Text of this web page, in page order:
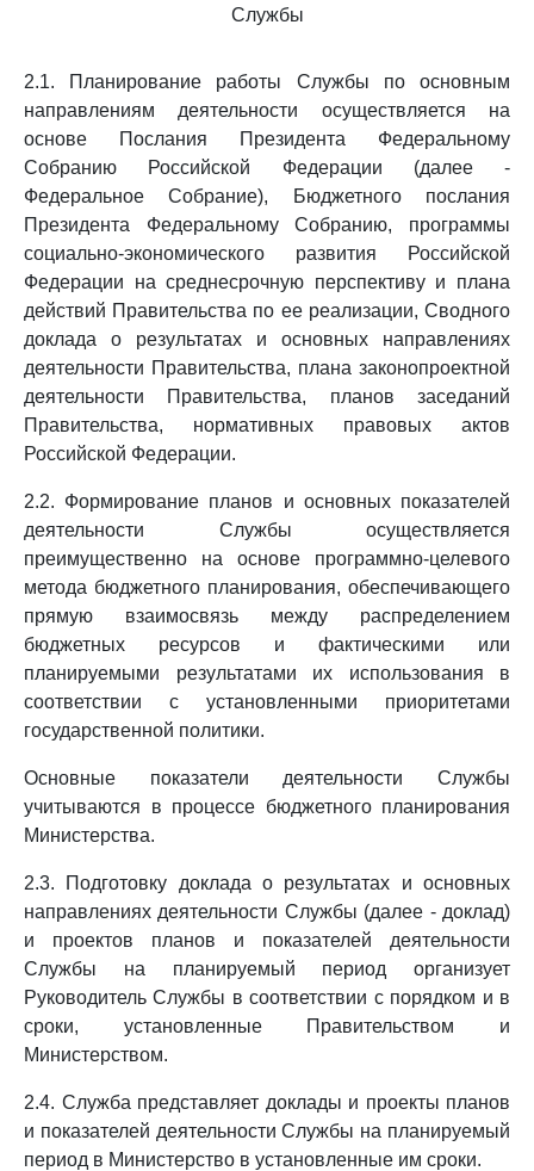
Службы
2.1. Планирование работы Службы по основным
направлениям деятельности осуществляется на
основе Послания Президента Федеральному
Собранию Российской Федерации (далее -
Федеральное Собрание), Бюджетного послания
Президента Федеральному Собранию, программы
социально-экономического развития Российской
Федерации на среднесрочную перспективу и плана
действий Правительства по ее реализации, Сводного
доклада о результатах и основных направлениях
деятельности Правительства, плана законопроектной
деятельности Правительства, планов заседаний
Правительства, нормативных правовых актов
Российской Федерации.
2.2. Формирование планов и основных показателей
деятельности Службы осуществляется
преимущественно на основе программно-целевого
метода бюджетного планирования, обеспечивающего
прямую взаимосвязь между распределением
бюджетных ресурсов и фактическими или
планируемыми результатами их использования в
соответствии с установленными приоритетами
государственной политики.
Основные показатели деятельности Службы
учитываются в процессе бюджетного планирования
Министерства.
2.3. Подготовку доклада о результатах и основных
направлениях деятельности Службы (далее - доклад)
и проектов планов и показателей деятельности
Службы на планируемый период организует
Руководитель Службы в соответствии с порядком и в
сроки, установленные Правительством и
Министерством.
2.4. Служба представляет доклады и проекты планов
и показателей деятельности Службы на планируемый
период в Министерство в установленные им сроки.